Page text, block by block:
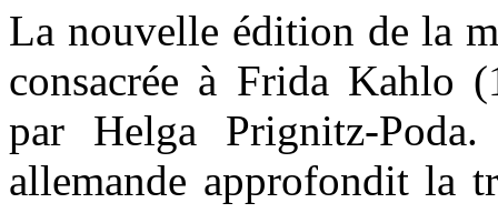
La nouvelle édition de la
consacrée à Frida Kahlo
par Helga Prignitz-
allemande approfondit la